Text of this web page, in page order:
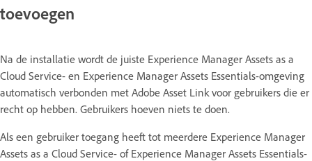
toevoegen
Na de installatie wordt de juiste Experience Manager Assets as a
Cloud Service- en Experience Manager Assets Essentials-omgeving
automatisch verbonden met Adobe Asset Link voor gebruikers die er
recht op hebben. Gebruikers hoeven niets te doen.
Als een gebruiker toegang heeft tot meerdere Experience Manager
Assets as a Cloud Service- of Experience Manager Assets Essentials-